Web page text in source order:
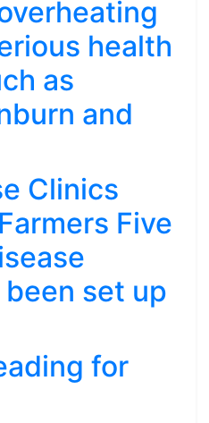
health
as
and
Clinics
Five
set up
for